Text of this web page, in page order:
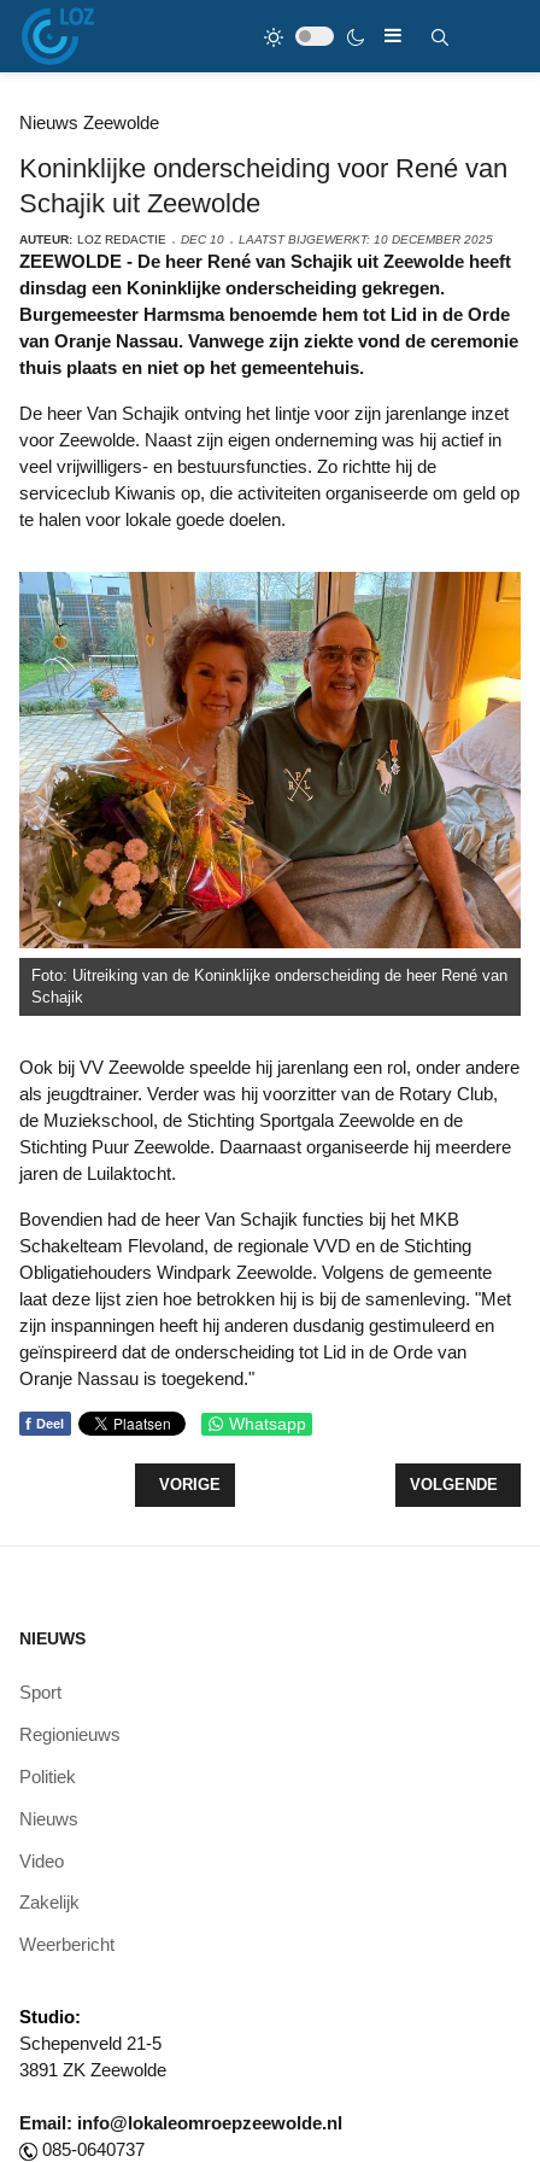
Nieuws Zeewolde
Koninklijke onderscheiding voor René van
Schajik uit Zeewolde
AUTEUR: LOZ REDACTIE DEC 10 LAATST BIJGEWERKT: 10 DECEMBER 2025
ZEEWOLDE - De heer René van Schajik uit Zeewolde heeft
dinsdag een Koninklijke onderscheiding gekregen.
Burgemeester Harmsma benoemde hem tot Lid in de Orde
van Oranje Nassau. Vanwege zijn ziekte vond de ceremonie
thuis plaats en niet op het gemeentehuis.
De heer Van Schajik ontving het lintje voor zijn jarenlange inzet
voor Zeewolde. Naast zijn eigen onderneming was hij actief in
veel vrijwilligers- en bestuursfuncties. Zo richtte hij de
serviceclub Kiwanis op, die activiteiten organiseerde om geld op
te halen voor lokale goede doelen.
Foto: Uitreiking van de Koninklijke onderscheiding de heer René van
Schajik
Ook bij VV Zeewolde speelde hij jarenlang een rol, onder andere
als jeugdtrainer. Verder was hij voorzitter van de Rotary Club,
de Muziekschool, de Stichting Sportgala Zeewolde en de
Stichting Puur Zeewolde. Daarnaast organiseerde hij meerdere
jaren de Luilaktocht.
Bovendien had de heer Van Schajik functies bij het MKB
Schakelteam Flevoland, de regionale VVD en de Stichting
Obligatiehouders Windpark Zeewolde. Volgens de gemeente
laat deze lijst zien hoe betrokken hij is bij de samenleving. "Met
zijn inspanningen heeft hij anderen dusdanig gestimuleerd en
geïnspireerd dat de onderscheiding tot Lid in de Orde van
Oranje Nassau is toegekend."
f Deel Whatsapp
VORIG ARTIKEL: BIBLIOTHEEK ZOEKT MOOISTE
VORIGE VOLGENDE
VOLGENDE
NIEUWS
Sport
Regionieuws
Politiek
Nieuws
Video
Zakelijk
Weerbericht
Studio:
Schepenveld 21-5
3891 ZK Zeewolde
Email: info@lokaleomroepzeewolde.nl
085-0640737